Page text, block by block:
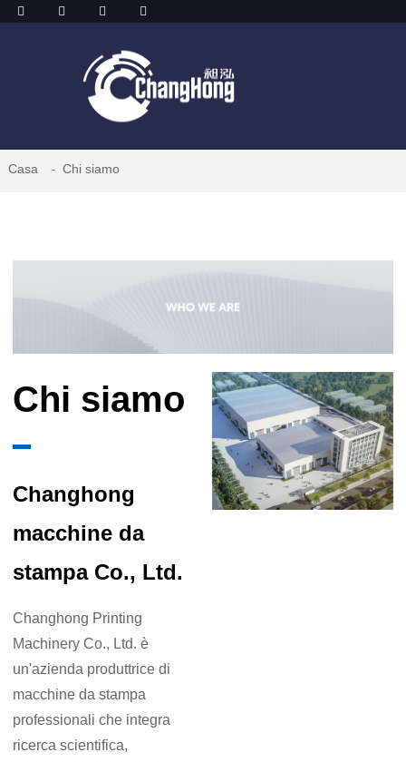
Casa Chi siamo
Chi siamo
Changhong
macchine da
stampa Co., Ltd.
Changhong Printing
Machinery Co., Ltd. è
un'azienda produttrice di
macchine da stampa
professionali che integra
ricerca scientifica,